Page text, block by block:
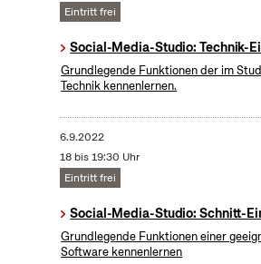
Eintritt frei
Social-Media-Studio: Technik-
Grundlegende Funktionen der im
Technik kennenlernen.
6.9.2022
18 bis 19:30 Uhr
Eintritt frei
Social-Media-Studio: Schnitt-
Grundlegende Funktionen einer
Software kennenlernen